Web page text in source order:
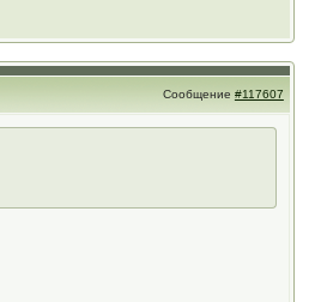
Сообщение #117607